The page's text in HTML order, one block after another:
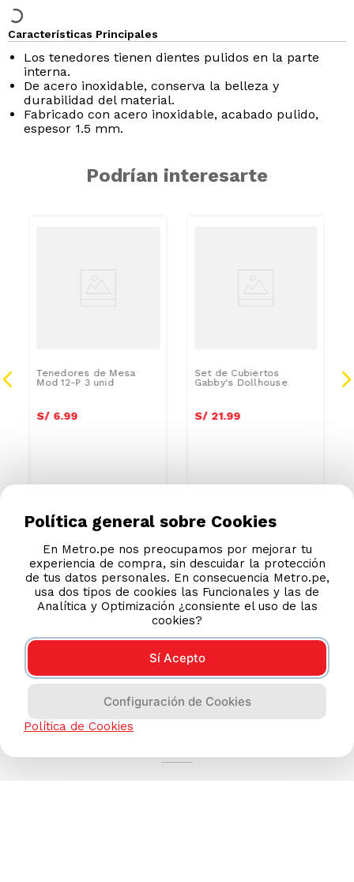
Características Principales
Los tenedores tienen dientes pulidos en la parte
interna.
De acero inoxidable, conserva la belleza y
durabilidad del material.
Fabricado con acero inoxidable, acabado pulido,
espesor 1.5 mm.
Podrían interesarte
Tenedores de Mesa
Mod 12-P 3 unid
S/ 6.99
Set de Cubiertos
Gabby's Dollhouse
S/ 21.99
Política general sobre Cookies
En Metro.pe nos preocupamos por mejorar tu
experiencia de compra, sin descuidar la protección
de tus datos personales. En consecuencia Metro.pe,
usa dos tipos de cookies las Funcionales y las de
Analítica y Optimización ¿consiente el uso de las
cookies?
Sí Acepto
Configuración de Cookies
Política de Cookies